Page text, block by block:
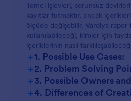
Temel işlevleri, sorunsuz
kayıtlar tutmaktır, ancak
ölçüde değişebilir. Vardiya rapor
kullanılabileceği, kimler için
içeriklerinin nasıl
+1. Possible Use Cases:
+2. Problem Solving
+3. Possible Owners
+4. Differences of